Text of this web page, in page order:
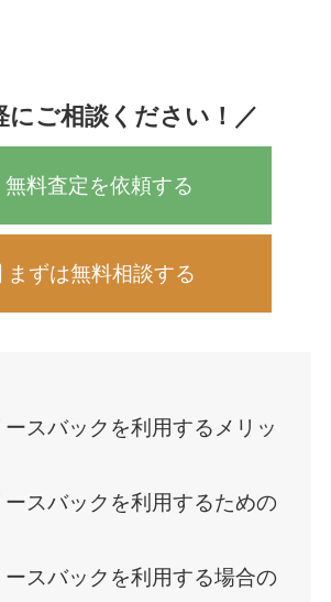
にご相談ください！／
無料査定を依頼する
まずは無料相談する
スバックを利用するメリッ
スバックを利用するための
スバックを利用する場合の